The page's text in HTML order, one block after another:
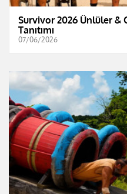
Survivor 2026 Ünlüler &
Tanıtımı
07/06/2026